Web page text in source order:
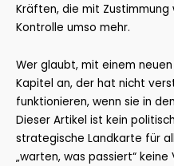
Kräften, die mit
Kontrolle umso mehr.
Wer glaubt, mit einem
Kapitel an, der hat nicht
funktionieren, wenn sie in
Dieser Artikel ist kein
strategische Landkarte für
„warten, was passiert“